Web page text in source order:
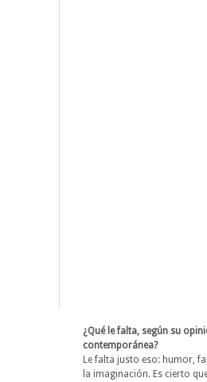
¿Qué le falta, según su
contemporánea?
Le falta justo eso: humor,
la imaginación. Es cierto